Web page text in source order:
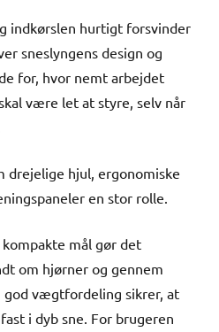
indkørslen hurtigt forsvinder
sneslyngens design og
for, hvor nemt arbejdet
være let at styre, selv når
drejelige hjul, ergonomiske
en stor rolle.
mål gør det
om hjørner og gennem
god vægtfordeling sikrer, at
i dyb sne. For brugeren